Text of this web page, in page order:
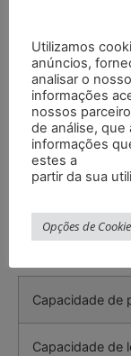
– Interface RS-
– Memória
– Tempo de
–
– Função de
– Inclui peso
– Grande tela
Capacidade de
Capacidade de
Utilizamos
anúncios,
analisar o
informações
nossos
de análise, que
informações
estes a
partir da sua
Opções de